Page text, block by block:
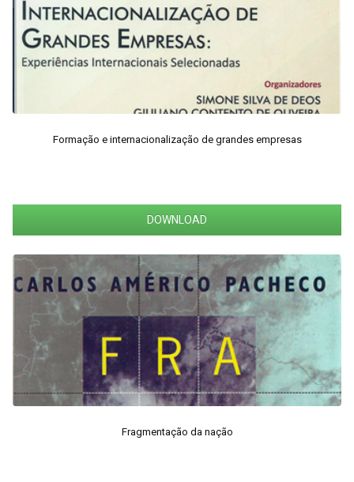
Formação e internacionalização de grandes empresas
DOWNLOAD
Fragmentação da nação